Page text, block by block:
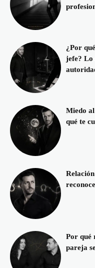
¿Por
jefe? Lo
Miedo
qué te
Por qué
pareja